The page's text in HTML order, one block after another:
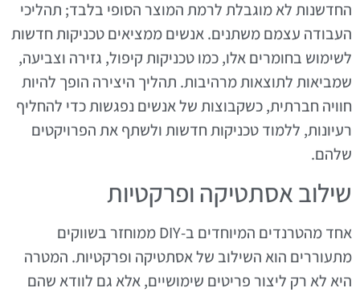
החדשנות לא מוגבלת לרמת המוצר הסופי בלבד; תהליכי
העבודה עצמם משתנים. אנשים ממציאים טכניקות חדשות
לשימוש בחומרים אלו, כמו טכניקות קיפול, גזירה וצביעה,
שמביאות לתוצאות מרהיבות. תהליך היצירה הופך להיות
חוויה חברתית, כשקבוצות של אנשים נפגשות כדי להחליף
רעיונות, ללמוד טכניקות חדשות ולשתף את הפרויקטים
שלהם.
שילוב אסתטיקה ופרקטיות
אחד מהטרנדים המיוחדים ב-DIY ממוחזר בשווקים
מתעוררים הוא השילוב של אסתטיקה ופרקטיות. המטרה
היא לא רק ליצור פריטים שימושיים, אלא גם לוודא שהם